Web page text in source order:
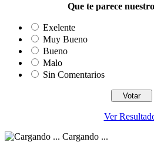
Que te parece
Exelente
Muy Bueno
Bueno
Malo
Sin Comentarios
Ver
Cargando ...